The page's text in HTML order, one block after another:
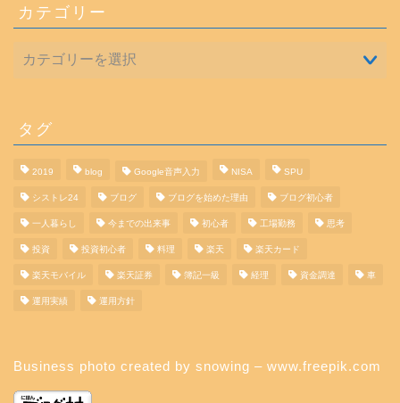
カテゴリー
タグ
2019 blog Google音声入力 NISA SPU
シストレ24 ブログ ブログを始めた理由 ブログ初心者
一人暮らし 今までの出来事 初心者 工場勤務 思考
投資 投資初心者 料理 楽天 楽天カード
楽天モバイル 楽天証券 簿記一級 経理 資金調達 車
運用実績 運用方針
Business photo created by snowing – www.freepik.com